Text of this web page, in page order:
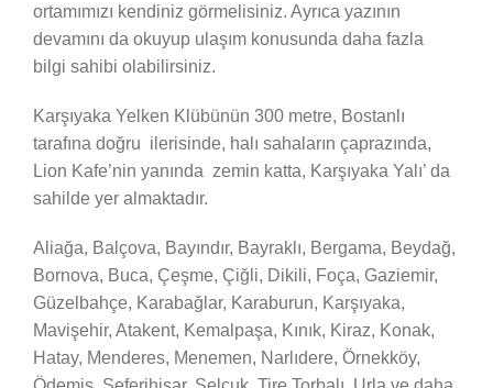
ortamımızı kendiniz görmelisiniz. Ayrıca yazının
devamını da okuyup ulaşım konusunda daha fazla
bilgi sahibi olabilirsiniz.
Karşıyaka Yelken Klübünün 300 metre, Bostanlı
tarafına doğru ilerisinde, halı sahaların çaprazında,
Lion Kafe’nin yanında zemin katta, Karşıyaka Yalı’ da
sahilde yer almaktadır.
Aliağa, Balçova, Bayındır, Bayraklı, Bergama, Beydağ,
Bornova, Buca, Çeşme, Çiğli, Dikili, Foça, Gaziemir,
Güzelbahçe, Karabağlar, Karaburun, Karşıyaka,
Mavişehir, Atakent, Kemalpaşa, Kınık, Kiraz, Konak,
Hatay, Menderes, Menemen, Narlıdere, Örnekköy,